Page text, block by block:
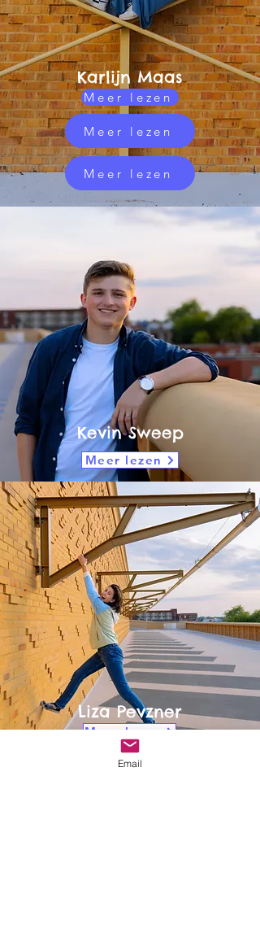
Karlijn Maas
Meer lezen
Meer lezen
Meer lezen
Kevin Sweep
Meer lezen
Liza Pevzner
Meer lezen
Email